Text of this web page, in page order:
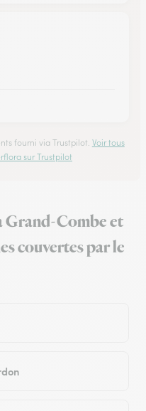
fourni via Trustpilot. Voir tous
sur Trustpilot
Grand-Combe et
couvertes par le